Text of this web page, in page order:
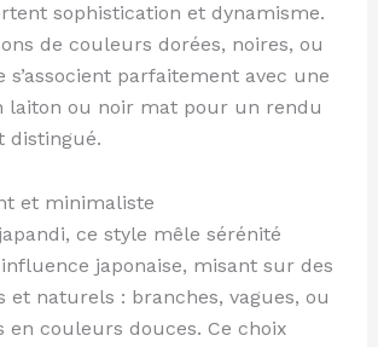
sophistication et dynamisme.
de couleurs dorées, noires, ou
parfaitement avec une
laiton ou noir mat pour un rendu
distingué.
et minimaliste
ce style mêle sérénité
japonaise, misant sur des
et naturels : branches, vagues, ou
en couleurs douces. Ce choix